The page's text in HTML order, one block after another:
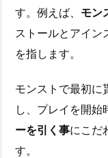
す。例えば、 モン
ストールとアイン
を指します。
モンストで最初に
し、プレイを開始
ーを引く事にこだ
す。